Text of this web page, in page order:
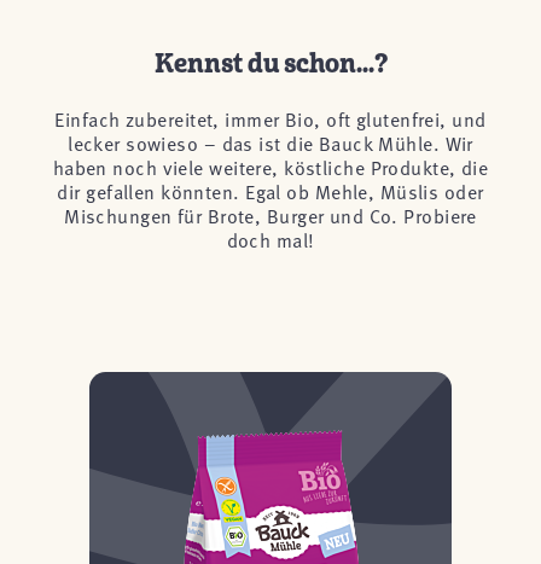
Kennst du schon...?
Einfach zubereitet, immer Bio, oft glutenfrei, und
lecker sowieso – das ist die Bauck Mühle. Wir
haben noch viele weitere, köstliche Produkte, die
dir gefallen könnten. Egal ob Mehle, Müslis oder
Mischungen für Brote, Burger und Co. Probiere
doch mal!